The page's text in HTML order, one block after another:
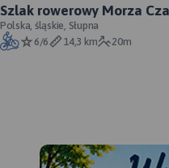
Szlak rowerowy Morza
oficjalny przebieg
Polska, śląskie, Słupna
6/6
14,3 km 20m